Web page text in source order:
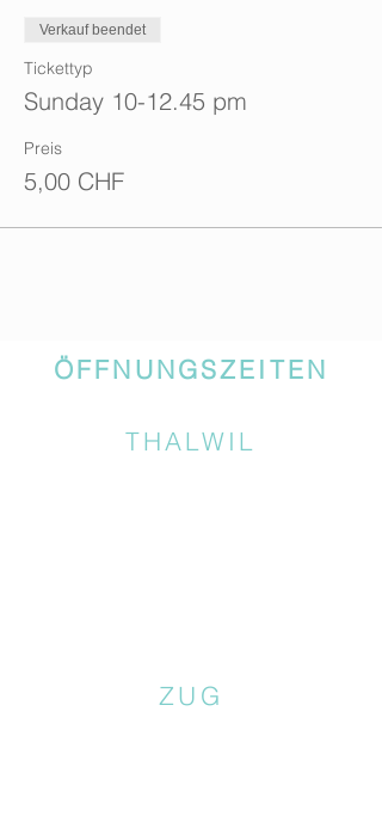
Verkauf beendet
Tickettyp
Sunday 10-12.45 pm
Preis
5,00 CHF
ÖFFNUNGSZEITEN
THALWIL
ZUG